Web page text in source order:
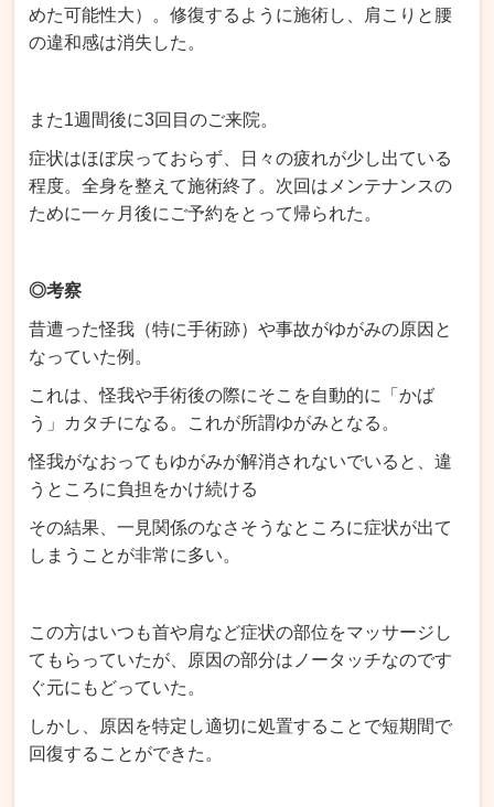
めた可能性大）。修復するように施術し、肩こりと腰
の違和感は消失した。
また1週間後に3回目のご来院。
症状はほぼ戻っておらず、日々の疲れが少し出ている
程度。全身を整えて施術終了。次回はメンテナンスの
ために一ヶ月後にご予約をとって帰られた。
◎考察
昔遭った怪我（特に手術跡）や事故がゆがみの原因と
なっていた例。
これは、怪我や手術後の際にそこを自動的に「かば
う」カタチになる。これが所謂ゆがみとなる。
怪我がなおってもゆがみが解消されないでいると、違
うところに負担をかけ続ける
その結果、一見関係のなさそうなところに症状が出て
しまうことが非常に多い。
この方はいつも首や肩など症状の部位をマッサージし
てもらっていたが、原因の部分はノータッチなのです
ぐ元にもどっていた。
しかし、原因を特定し適切に処置することで短期間で
回復することができた。